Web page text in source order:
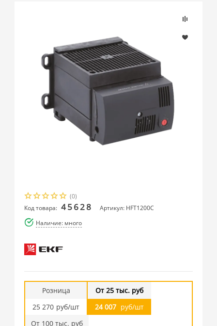
(0)
Код товара: 45628
Артикул: HFT1200C
Наличие: много
Розница
25 270 руб/шт
От 25 тыс. руб
24 007 руб/шт
От 100 тыс. руб